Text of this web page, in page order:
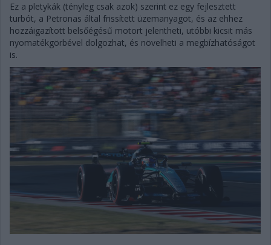
Ez a pletykák (tényleg csak azok) szerint ez egy fejlesztett
turbót, a Petronas által frissített üzemanyagot, és az ehhez
hozzáigazított belsőégésű motort jelentheti, utóbbi kicsit más
nyomatékgörbével dolgozhat, és növelheti a megbízhatóságot
is.